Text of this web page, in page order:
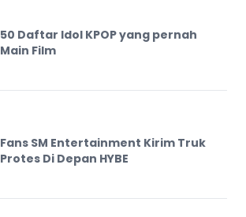
50 Daftar Idol KPOP yang pernah
Main Film
Fans SM Entertainment Kirim Truk
Protes Di Depan HYBE